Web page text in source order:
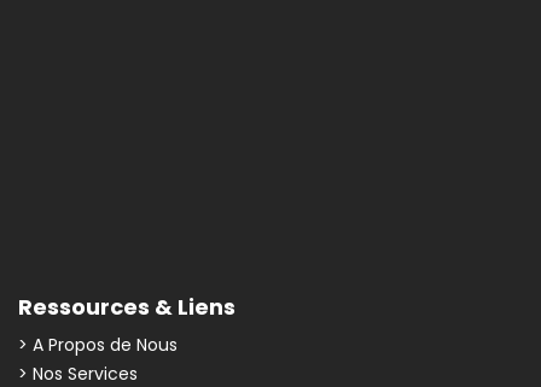
Ressources & Liens
> A Propos de Nous
> Nos Services